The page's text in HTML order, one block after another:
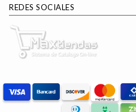
REDES SOCIALES